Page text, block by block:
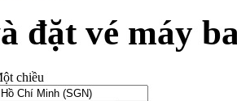
đặt vé máy
chiều